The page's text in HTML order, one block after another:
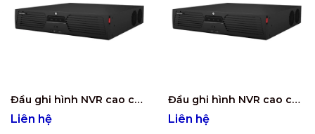
Đầu ghi hình NVR cao cấp 32 kênh - 16 ổ cứng DS-9632NI-M16
Liên hệ
Đầu ghi hình NVR cao cấp 32 kênh - 8 ổ cứng DS-9632NI-M8
Liên hệ